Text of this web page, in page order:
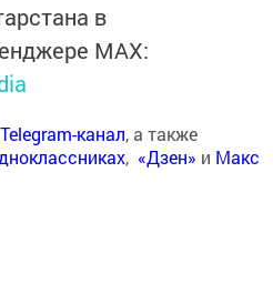
в
MАХ:
Telegram-канал, а также
, «Дзен» и Макс